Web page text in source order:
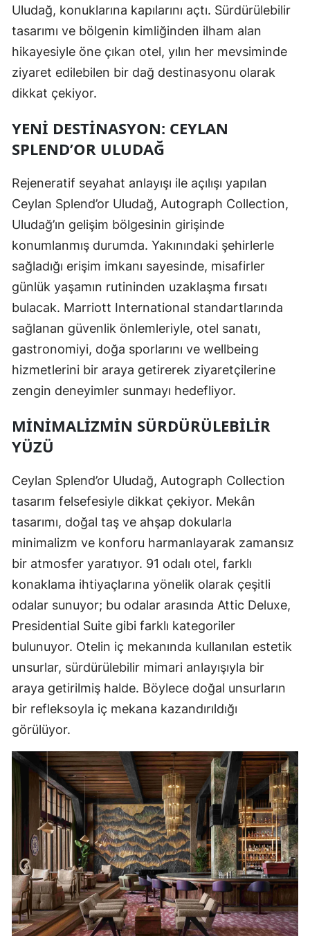
Uludağ, konuklarına kapılarını açtı. Sürdürülebilir
tasarımı ve bölgenin kimliğinden ilham alan
hikayesiyle öne çıkan otel, yılın her mevsiminde
ziyaret edilebilen bir dağ destinasyonu olarak
dikkat çekiyor.
YENI DESTINASYON: CEYLAN
SPLEND’OR ULUDAĞ
Rejeneratif seyahat anlayışı ile açılışı yapılan
Ceylan Splend’or Uludağ, Autograph Collection,
Uludağ’ın gelişim bölgesinin girişinde
konumlanmış durumda. Yakınındaki şehirlerle
sağladığı erişim imkanı sayesinde, misafirler
günlük yaşamın rutininden uzaklaşma fırsatı
bulacak. Marriott International standartlarında
sağlanan güvenlik önlemleriyle, otel sanatı,
gastronomiyi, doğa sporlarını ve wellbeing
hizmetlerini bir araya getirerek ziyaretçilerine
zengin deneyimler sunmayı hedefliyor.
MINIMALIZMIN SÜRDÜRÜLEBILIR
YÜZÜ
Ceylan Splend’or Uludağ, Autograph Collection
tasarım felsefesiyle dikkat çekiyor. Mekân
tasarımı, doğal taş ve ahşap dokularla
minimalizm ve konforu harmanlayarak zamansız
bir atmosfer yaratıyor. 91 odalı otel, farklı
konaklama ihtiyaçlarına yönelik olarak çeşitli
odalar sunuyor; bu odalar arasında Attic Deluxe,
Presidential Suite gibi farklı kategoriler
bulunuyor. Otelin iç mekanında kullanılan estetik
unsurlar, sürdürülebilir mimari anlayışıyla bir
araya getirilmiş halde. Böylece doğal unsurların
bir refleksoyla iç mekana kazandırıldığı
görülüyor.